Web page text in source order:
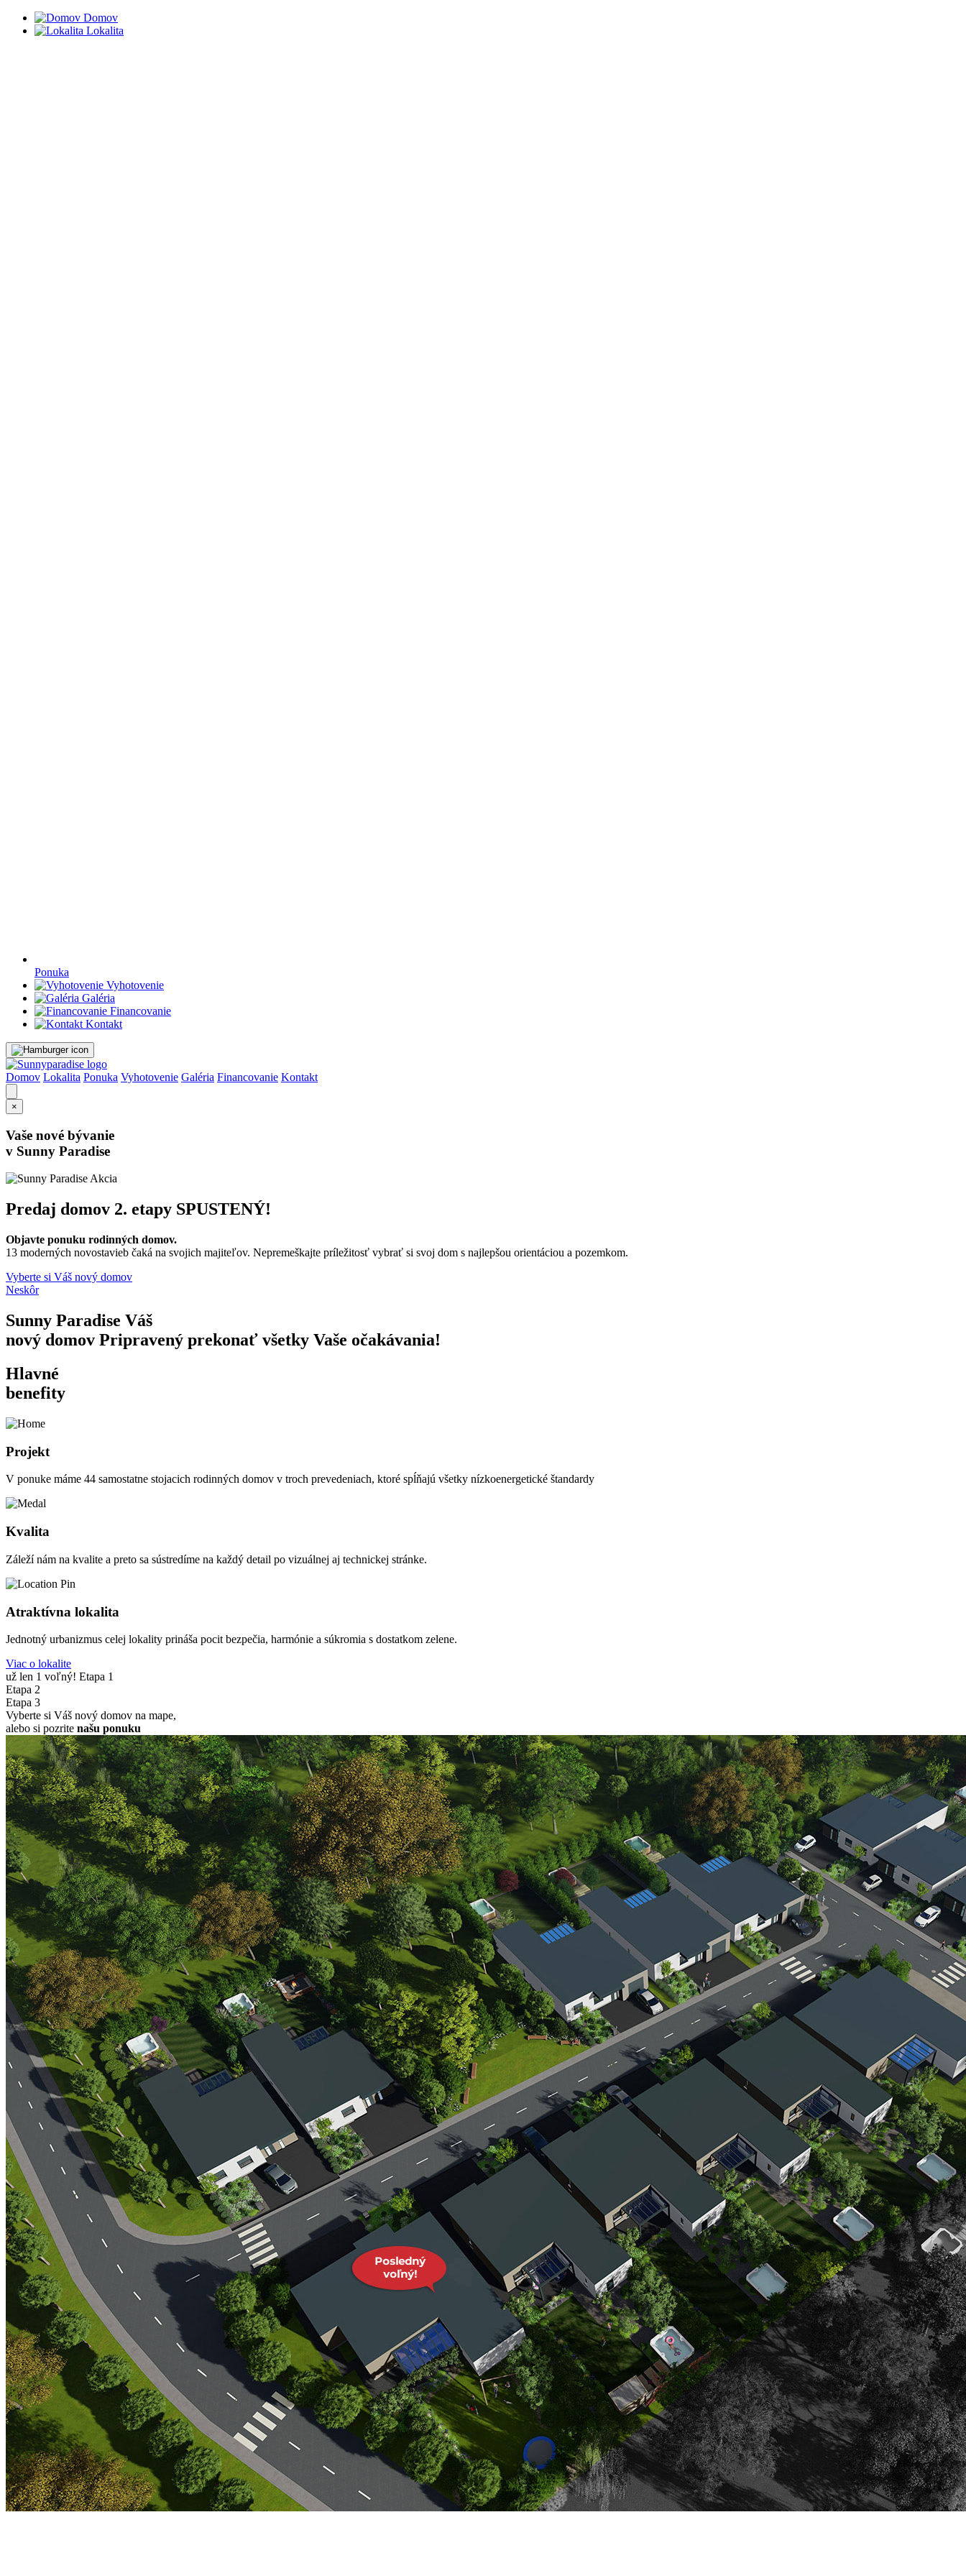
Domov
Lokalita
Ponuka
Vyhotovenie
Galéria
Financovanie
Kontakt
Domov Lokalita Ponuka Vyhotovenie Galéria Financovanie Kontakt
×
Vaše nové bývanie
v Sunny Paradise
Predaj domov 2. etapy SPUSTENÝ!
Objavte ponuku rodinných domov.
13 moderných novostavieb čaká na svojich majiteľov. Nepremeškajte príležitosť vybrať si svoj dom s najlepšou orientáciou a pozemkom.
Vyberte si Váš nový domov
Neskôr
Sunny Paradise Váš
nový domov Pripravený prekonať všetky Vaše očakávania!
Hlavné
benefity
Projekt
V ponuke máme 44 samostatne stojacich rodinných domov v troch prevedeniach, ktoré spĺňajú všetky nízkoenergetické štandardy
Kvalita
Záleží nám na kvalite a preto sa sústredíme na každý detail po vizuálnej aj technickej stránke.
Atraktívna lokalita
Jednotný urbanizmus celej lokality prináša pocit bezpečia, harmónie a súkromia s dostatkom zelene.
Viac o lokalite
už len 1 voľný! Etapa 1
Etapa 2
Etapa 3
Vyberte si Váš nový domov na mape,
alebo si pozrite našu ponuku